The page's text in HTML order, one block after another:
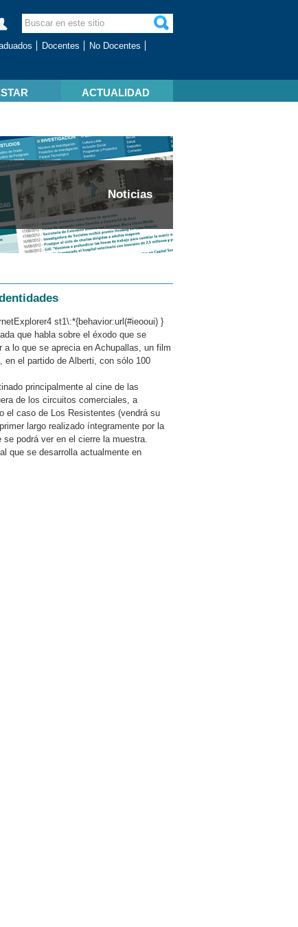
Docentes
No Docentes
ACTUALIDAD
Noticias
st1\:*{behavior:url(#ieooui) }
que habla sobre el éxodo que se
lo que se aprecia en Achupallas, un film
en el partido de Alberti, con sólo 100
principalmente al cine de las
de los circuitos comerciales, a
el caso de Los Resistentes (vendrá su
largo realizado íntegramente por la
podrá ver en el cierre la muestra.
que se desarrolla actualmente en